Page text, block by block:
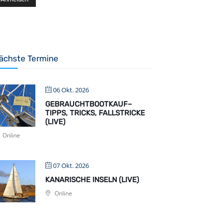
Termine
06 Okt. 2026
GEBRAUCHTBOOTKAUF–
TIPPS, TRICKS, FALLSTRICKE
(LIVE)
Online
07 Okt. 2026
KANARISCHE INSELN (LIVE)
Online